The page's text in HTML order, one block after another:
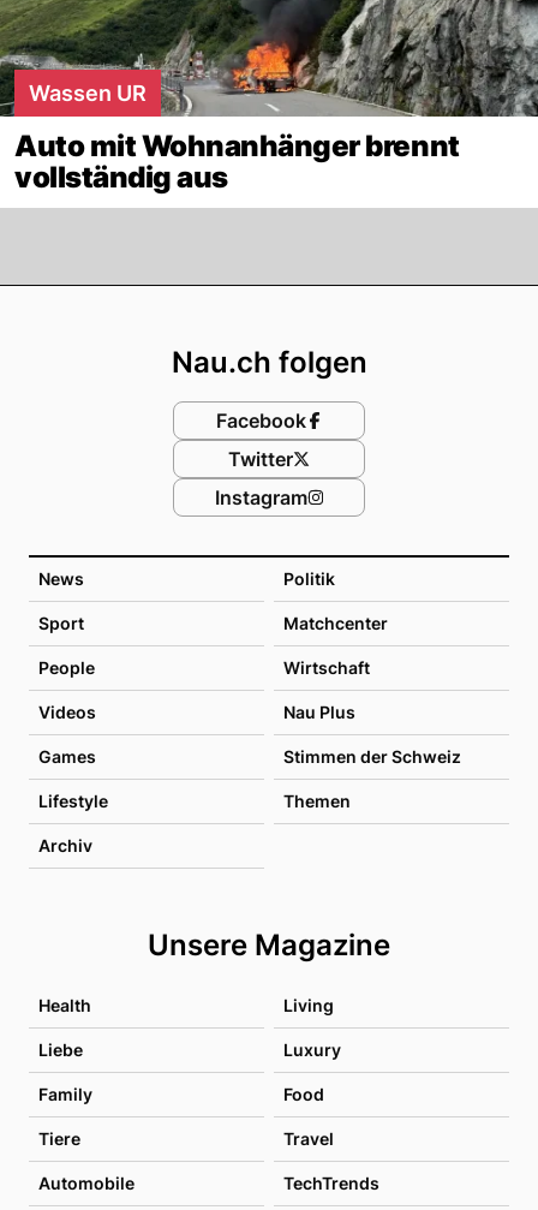
Wassen UR
Auto mit Wohnanhänger brennt
vollständig aus
News Politik
Sport Matchcenter
People Wirtschaft
Videos Nau Plus
Games Stimmen der Schweiz
Lifestyle Themen
Archiv
Unsere Magazine
Health Living
Liebe Luxury
Family Food
Tiere Travel
Automobile TechTrends
Nau.ch folgen
Facebook
Twitter
Instagram